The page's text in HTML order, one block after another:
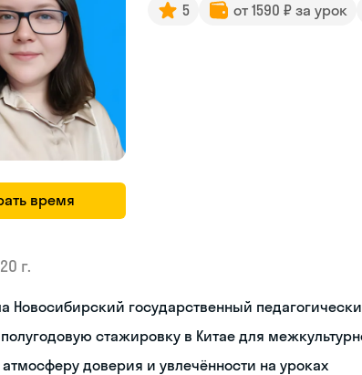
время
5 от 1590 ₽ за урок
г.
Новосибирский государственный
стажировку в Китае для
атмосферу доверия и увлечённости на уроках